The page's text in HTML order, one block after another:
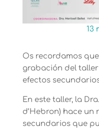
13
Os recordamos
grabación del
efectos
En este taller, la
d’Hebron) hace un
secundarios que